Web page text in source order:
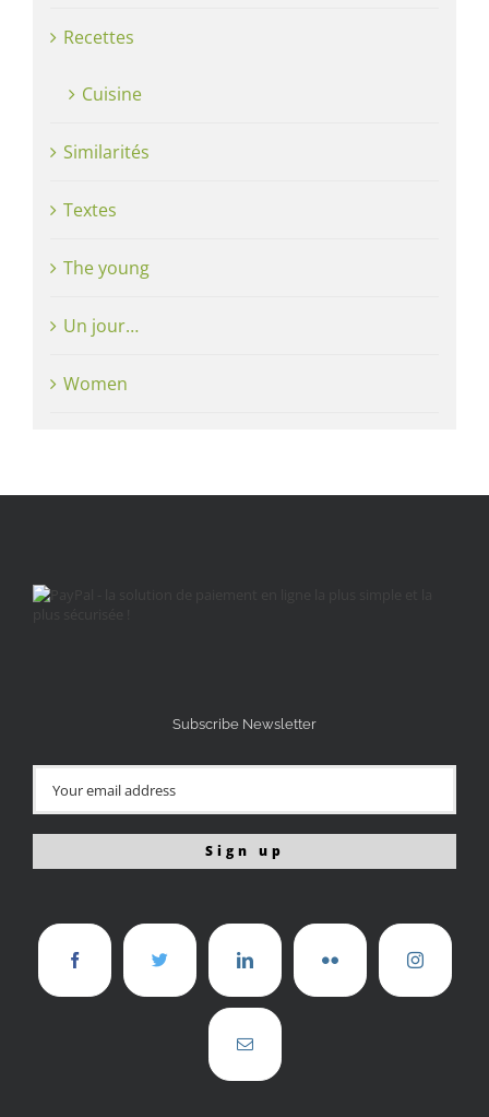
Recettes
Cuisine
Similarités
Textes
The young
Un jour…
Women
Subscribe Newsletter